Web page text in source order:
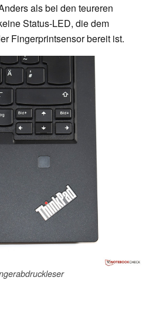
als bei den teureren
Status-LED, die dem
Fingerprintsensor bereit ist.